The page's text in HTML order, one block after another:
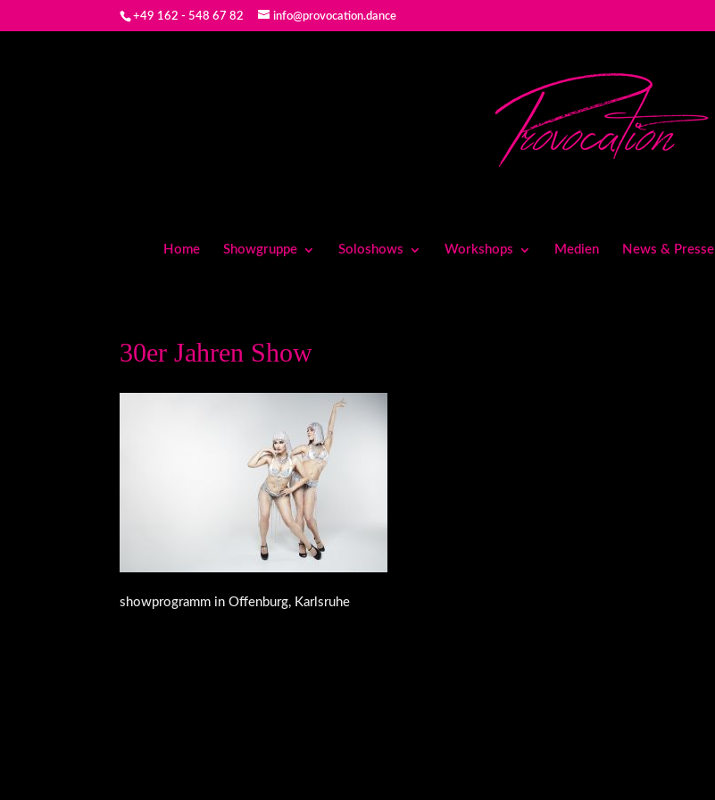
+49 162 - 548 67 82 info@provocation.dance
Home Showgruppe Soloshows Workshops Medien News & Presse
30er Jahren Show
showprogramm in Offenburg, Karlsruhe